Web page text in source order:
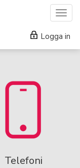
Logga in
Telefoni